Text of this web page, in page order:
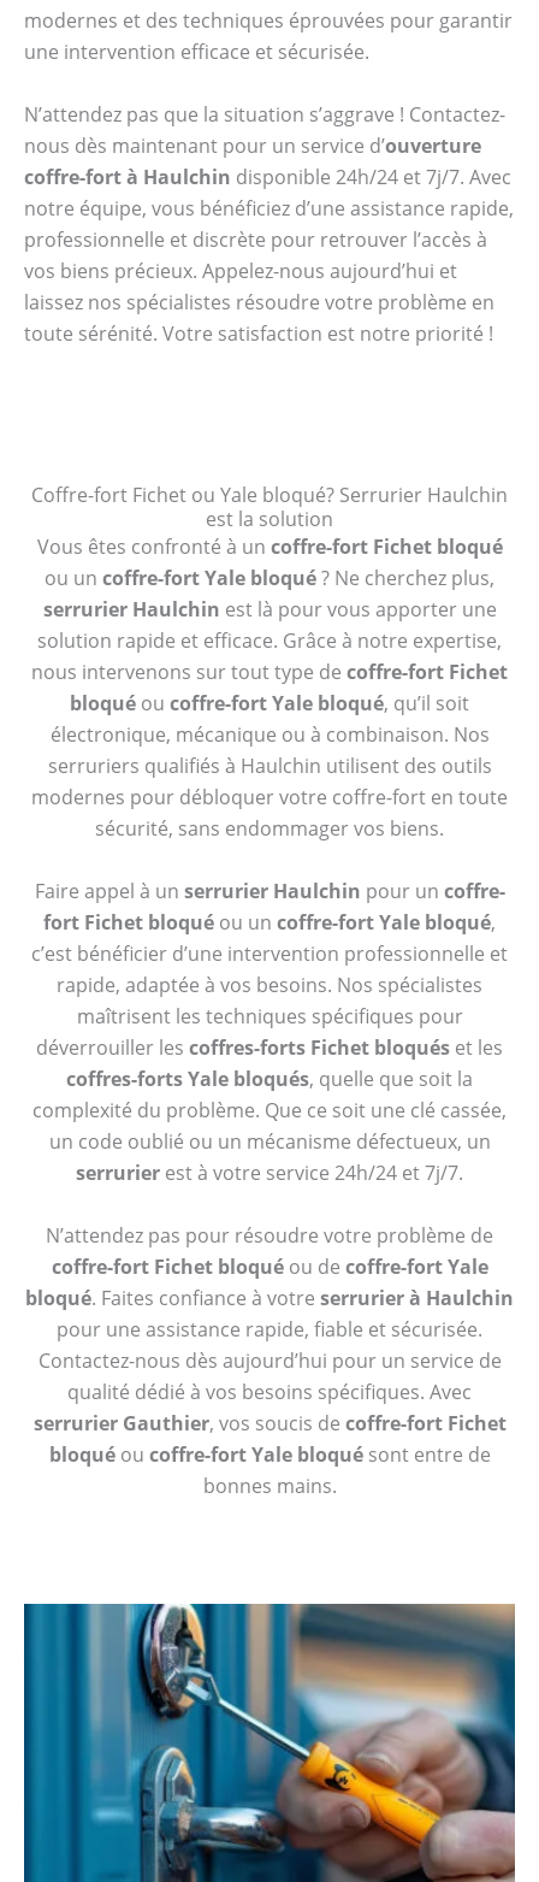
modernes et des techniques éprouvées pour garantir
une intervention efficace et sécurisée.
N’attendez pas que la situation s’aggrave ! Contactez-
nous dès maintenant pour un service d’ouverture
coffre-fort à Haulchin disponible 24h/24 et 7j/7. Avec
notre équipe, vous bénéficiez d’une assistance rapide,
professionnelle et discrète pour retrouver l’accès à
vos biens précieux. Appelez-nous aujourd’hui et
laissez nos spécialistes résoudre votre problème en
toute sérénité. Votre satisfaction est notre priorité !
Coffre-fort Fichet ou Yale bloqué? Serrurier Haulchin
est la solution
Vous êtes confronté à un coffre-fort Fichet bloqué
ou un coffre-fort Yale bloqué? Ne cherchez plus,
serrurier Haulchin est là pour vous apporter une
solution rapide et efficace. Grâce à notre expertise,
nous intervenons sur tout type de coffre-fort Fichet
bloqué ou coffre-fort Yale bloqué, qu’il soit
électronique, mécanique ou à combinaison. Nos
serruriers qualifiés à Haulchin utilisent des outils
modernes pour débloquer votre coffre-fort en toute
sécurité, sans endommager vos biens.
Faire appel à un serrurier Haulchin pour un coffre-
fort Fichet bloqué ou un coffre-fort Yale bloqué,
c’est bénéficier d’une intervention professionnelle et
rapide, adaptée à vos besoins. Nos spécialistes
maîtrisent les techniques spécifiques pour
déverrouiller les coffres-forts Fichet bloqués et les
coffres-forts Yale bloqués, quelle que soit la
complexité du problème. Que ce soit une clé cassée,
un code oublié ou un mécanisme défectueux, un
serrurier est à votre service 24h/24 et 7j/7.
N’attendez pas pour résoudre votre problème de
coffre-fort Fichet bloquéou de coffre-fort Yale
bloqué. Faites confiance à votre serrurier à Haulchin
pour une assistance rapide, fiable et sécurisée.
Contactez-nous dès aujourd’hui pour un service de
qualité dédié à vos besoins spécifiques. Avec
serrurier Gauthier, vos soucis de coffre-fort Fichet
bloquéou coffre-fort Yale bloquésont entre de
bonnes mains.